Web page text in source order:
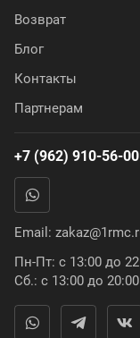
Возврат
Блог
Контакты
Партнерам
+7 (962) 910-56-00
Email:
Пн-Пт: с 13:00 до
Сб.: с 13:00 до 20:00